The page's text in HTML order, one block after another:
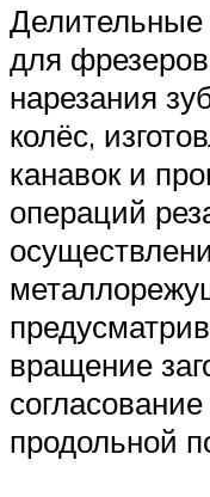
Делительные
для
нарезания
колёс,
канавок и
операций
вращение
продольной